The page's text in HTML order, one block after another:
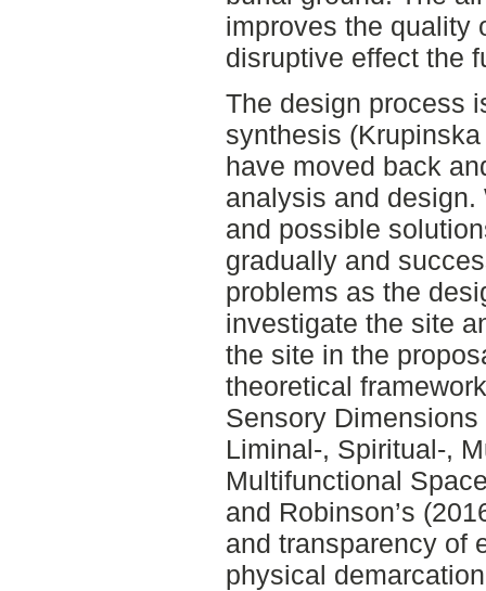
improves the quality
disruptive effect the
The design process
synthesis
have moved back
analysis and
and possible
gradually and
problems as the
investigate the site
the site in the
theoretical
Sensory
Liminal-, Spiritual-,
Multifunctional
and Robinson’s
and transparency of
physical